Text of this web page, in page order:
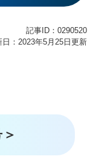
記事ID：0290520
日：2023年5月25日更新